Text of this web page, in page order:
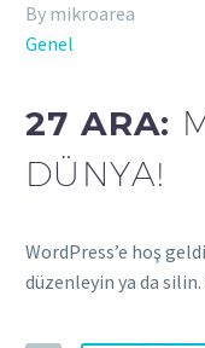
By mikroarea
Genel
27 ARA:
DÜNYA!
WordPress’e hoş
düzenleyin ya da